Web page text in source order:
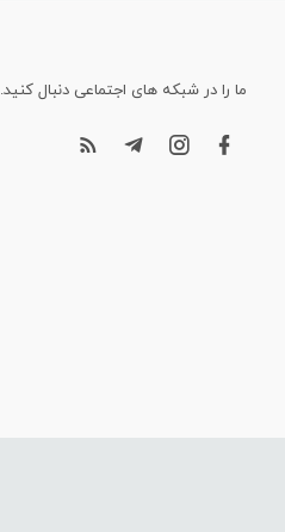
ما را در شبکه های اجتماعی دنبال کنید.